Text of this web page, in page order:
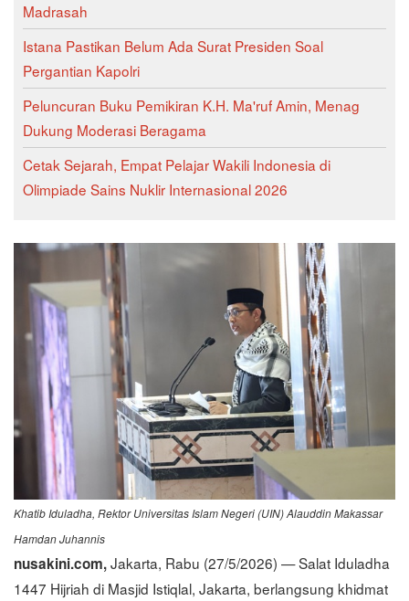
Madrasah
Istana Pastikan Belum Ada Surat Presiden Soal
Pergantian Kapolri
Peluncuran Buku Pemikiran K.H. Ma'ruf Amin, Menag
Dukung Moderasi Beragama
Cetak Sejarah, Empat Pelajar Wakili Indonesia di
Olimpiade Sains Nuklir Internasional 2026
Khatib Iduladha, Rektor Universitas Islam Negeri (UIN) Alauddin Makassar
Hamdan Juhannis
nusakini.com,Jakarta, Rabu (27/5/2026) — Salat Iduladha
1447 Hijriah di Masjid Istiqlal, Jakarta, berlangsung khidmat